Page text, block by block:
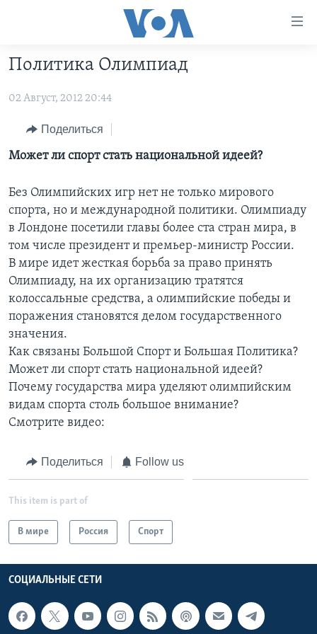
Перейти
на
основной
Перейти
основной
Перейти
поиск
ПРОГРАММЫ
АМЕРИКА
НОВОСТИ ЗА МИНУТУ
ПОЧЕМУ ЭТО ВАЖНО?
ДИСКУССИЯ VOA
НЬЮ-ЙОРК NEW YORK
АМЕРИКА. БОЛЬШОЕ ПУТЕШЕСТВИЕ
ПРОЕКТЫ
УЧИМ АНГЛИЙСКИЙ
АРТЕФАКТЫ
АМЕРИКАНСКИЕ ГОРОДКИ
ТЕСТЫ
ЭКСПЕРТИЗА
ФАКТЫ ПРОТИВ ФЕЙКОВ
ЗА СВОБОДУ ПРЕССЫ
УЧИМ АНГЛИЙСКИЙ
ВИДЕО
ПОДПИСКА НА НОВОСТИ
Learning English
СОЦИАЛЬНЫЕ СЕТИ
Политика Олимпиад
02 Август, 2012 20:44
Поделиться
Может ли спорт стать национальной идеей?
Без Олимпийских игр нет не только мирового
спорта, но и международной политики. Олимпиаду
в Лондоне посетили главы более ста стран мира, в
том числе президент и премьер-министр России.
В мире идет жесткая борьба за право принять
Олимпиаду, на их организацию тратятся
колоссальные средства, а олимпийские победы и
поражения становятся делом государственного
значения.
Как связаны Большой Спорт и Большая Политика?
Может ли спорт стать национальной идеей?
Почему государства мира уделяют олимпийским
видам спорта столь большое внимание?
Смотрите видео:
Поделиться Follow us
This item is part of
В мире Россия Спорт
СОЦИАЛЬНЫЕ СЕТИ